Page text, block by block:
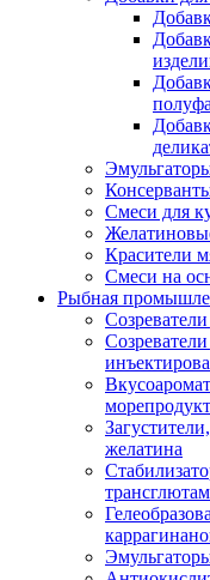
Смеси для
Красители
Смеси на
Рыбная
желатина